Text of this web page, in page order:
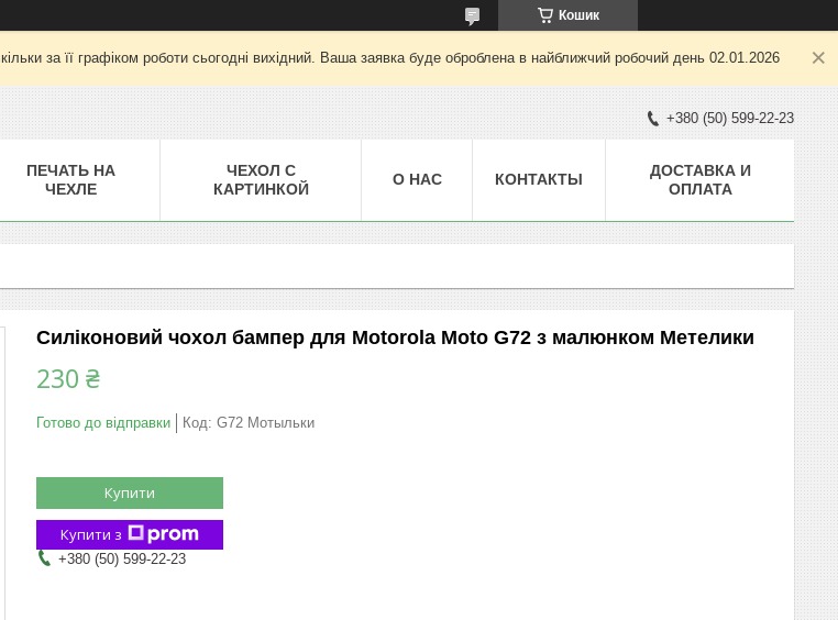
Кошик
за її графіком роботи сьогодні вихідний. Ваша заявка буде оброблена в найближчий робочий день 02.01.2026
+380 (50) 599-22-23
ПЕЧАТЬ НА
ЧЕХЛЕ
ЧЕХОЛ С
КАРТИНКОЙ
О НАС КОНТАКТЫ
ДОСТАВКА И
ОПЛАТА
Силіконовий чохол бампер для Motorola Moto G72 з малюнком Метелики
230 ₴
Готово до відправки Код: G72 Мотыльки
Купити
Купити з
+380 (50) 599-22-23